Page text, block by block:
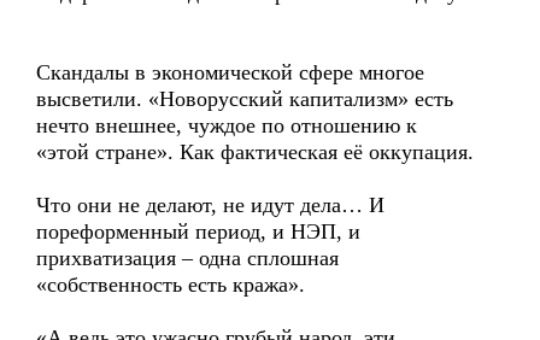
Скандалы в экономической сфере многое
высветили. «Новорусский капитализм» есть
нечто внешнее, чуждое по отношению к
«этой стране». Как фактическая её оккупация.
Что они не делают, не идут дела… И
пореформенный период, и НЭП, и
прихватизация – одна сплошная
«собственность есть кража».